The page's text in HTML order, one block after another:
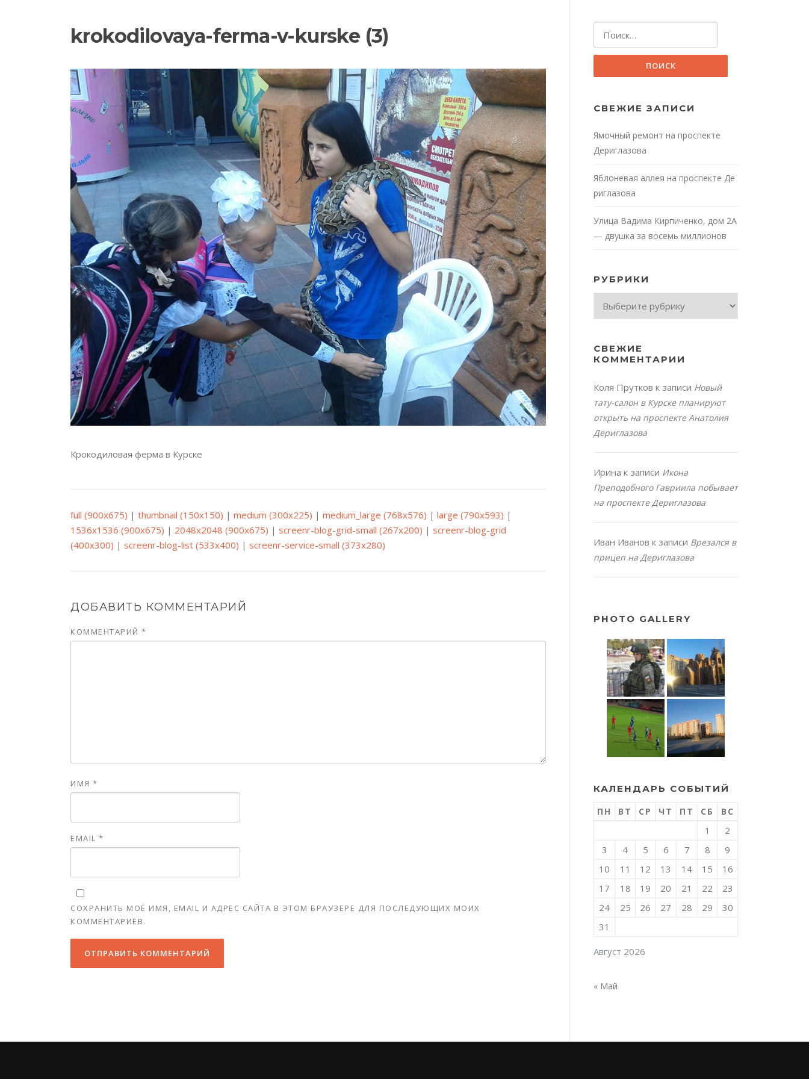
krokodilovaya-ferma-v-kurske (3)
Крокодиловая ферма в Курске
full (900x675) | thumbnail (150x150) | medium (300x225) | medium_large (768x576) | large (790x593) |
1536x1536 (900x675) | 2048x2048 (900x675) | screenr-blog-grid-small (267x200) | screenr-blog-grid
(400x300) | screenr-blog-list (533x400) | screenr-service-small (373x280)
ДОБАВИТЬ КОММЕНТАРИЙ
КОММЕНТАРИЙ *
ИМЯ *
EMAIL *
СОХРАНИТЬ МОЁ ИМЯ, EMAIL И АДРЕС САЙТА В ЭТОМ БРАУЗЕРЕ ДЛЯ ПОСЛЕДУЮЩИХ МОИХ
КОММЕНТАРИЕВ.
СВЕЖИЕ ЗАПИСИ
Ямочный ремонт на проспекте
Дериглазова
Яблоневая аллея на проспекте Де
риглазова
Улица Вадима Кирпиченко, дом 2А
— двушка за восемь миллионов
РУБРИКИ
СВЕЖИЕ
КОММЕНТАРИИ
Коля Прутков к записи Новый
тату-салон в Курске планируют
открыть на проспекте Анатолия
Дериглазова
Ирина к записи Икона
Преподобного Гавриила побывает
на проспекте Дериглазова
Иван Иванов к записи Врезался в
прицеп на Дериглазова
PHOTO GALLERY
КАЛЕНДАРЬ СОБЫТИЙ
Август 2026
ПН ВТ СР ЧТ ПТ СБ ВС
1
2
3
4 5 6 7 8
9
10
11 12 13 14 15
16
17
18 19 20 21 22
23
24
25 26 27 28 29
30
31
« Май